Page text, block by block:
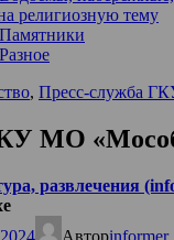
религиозную тему
, Пресс-служба
МО
развлечения
Авторinformer